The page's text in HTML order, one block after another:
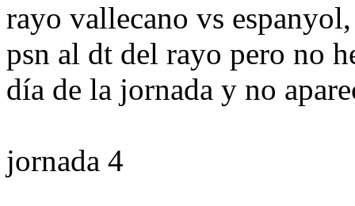
rayo vallecano vs
psn al dt del rayo pero no
día de la jornada y no
jornada 4